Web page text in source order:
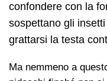
confondere con la
sospettano gli
grattarsi la testa
Ma nemmeno a